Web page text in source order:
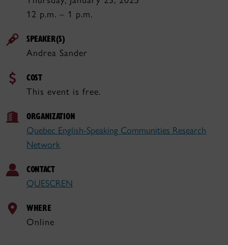
12 p.m. – 1 p.m.
SPEAKER(S)
Andrea Sander
COST
This event is free.
ORGANIZATION
Quebec English-Speaking Communities Research
Network
CONTACT
QUESCREN
WHERE
Online